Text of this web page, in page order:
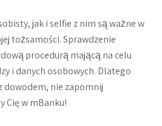
jak i selfie z nim są ważne w
tożsamości. Sprawdzenie
procedurą mającą na celu
i danych osobowych. Dlatego
dowodem, nie zapomnij
Cię w mBanku!